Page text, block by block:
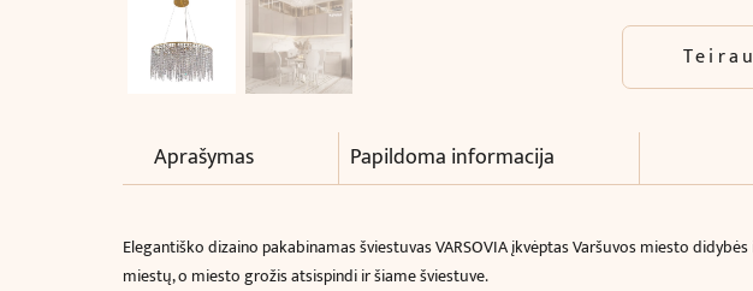
Aprašymas Papildoma informacija
Elegantiško dizaino pakabinamas šviestuvas VARSOVIA įkvėptas Varšuvos miesto
miestų, o miesto grožis atsispindi ir šiame šviestuve.